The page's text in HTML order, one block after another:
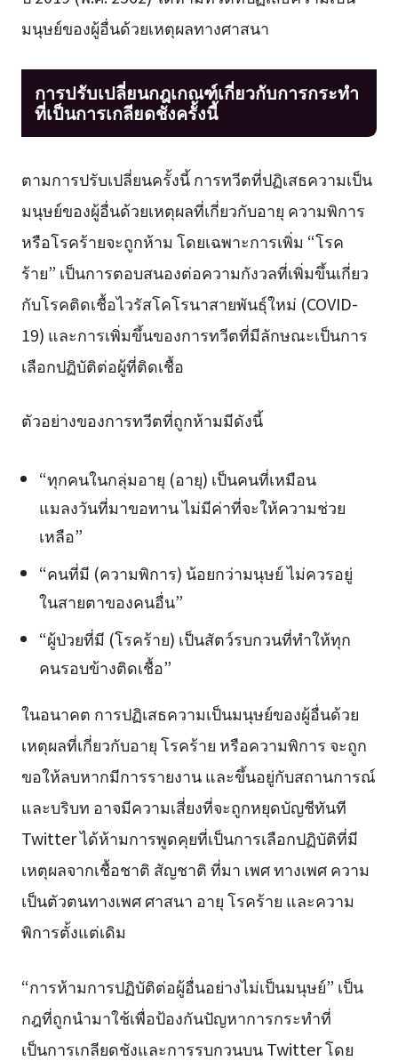
มนุษย์ของผู้อื่นด้วยเหตุผลทางศาสนา
การปรับเปลี่ยนกฎเกณฑ์เกี่ยวกับการกระทำ
ที่เป็นการเกลียดชังครั้งนี้
ตามการปรับเปลี่ยนครั้งนี้ การทวีตที่ปฏิเสธความเป็น
มนุษย์ของผู้อื่นด้วยเหตุผลที่เกี่ยวกับอายุ ความพิการ
หรือโรคร้ายจะถูกห้าม โดยเฉพาะการเพิ่ม “โรค
ร้าย” เป็นการตอบสนองต่อความกังวลที่เพิ่มขึ้นเกี่ยว
กับโรคติดเชื้อไวรัสโคโรนาสายพันธุ์ใหม่ (COVID-
19) และการเพิ่มขึ้นของการทวีตที่มีลักษณะเป็นการ
เลือกปฏิบัติต่อผู้ที่ติดเชื้อ
ตัวอย่างของการทวีตที่ถูกห้ามมีดังนี้
“ทุกคนในกลุ่มอายุ (อายุ) เป็นคนที่เหมือน
แมลงวันที่มาขอทาน ไม่มีค่าที่จะให้ความช่วย
เหลือ”
“คนที่มี (ความพิการ) น้อยกว่ามนุษย์ ไม่ควรอยู่
ในสายตาของคนอื่น”
“ผู้ป่วยที่มี (โรคร้าย) เป็นสัตว์รบกวนที่ทำให้ทุก
คนรอบข้างติดเชื้อ”
ในอนาคต การปฏิเสธความเป็นมนุษย์ของผู้อื่นด้วย
เหตุผลที่เกี่ยวกับอายุ โรคร้าย หรือความพิการ จะถูก
ขอให้ลบหากมีการรายงาน และขึ้นอยู่กับสถานการณ์
และบริบท อาจมีความเสี่ยงที่จะถูกหยุดบัญชีทันที
Twitter ได้ห้ามการพูดคุยที่เป็นการเลือกปฏิบัติที่มี
เหตุผลจากเชื้อชาติ สัญชาติ ที่มา เพศ ทางเพศ ความ
เป็นตัวตนทางเพศ ศาสนา อายุ โรคร้าย และความ
พิการตั้งแต่เดิม
“การห้ามการปฏิบัติต่อผู้อื่นอย่างไม่เป็นมนุษย์” เป็น
กฎที่ถูกนำมาใช้เพื่อป้องกันปัญหาการกระทำที่
เป็นการเกลียดชังและการรบกวนบน Twitter โดย